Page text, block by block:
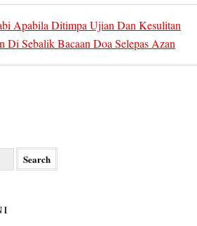
Apabila Ditimpa Ujian Dan Kesulitan
Di Sebalik Bacaan Doa Selepas Azan